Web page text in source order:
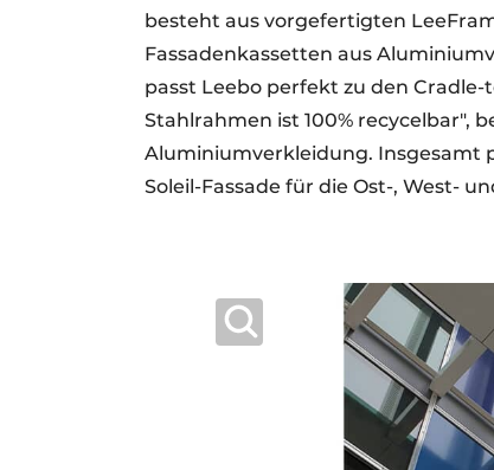
besteht aus vorgefertigten
Fassadenkassetten aus
passt Leebo perfekt zu den
Stahlrahmen ist 100% recycelbar",
Aluminiumverkleidung. Insgesamt
Soleil-Fassade für die Ost-, West-